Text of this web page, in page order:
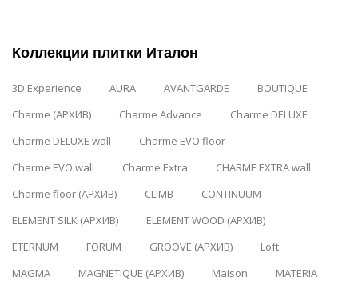
Коллекции плитки Италон
3D Experience AURA AVANTGARDE
BOUTIQUE
Charme (АРХИВ)
Charme Advance
Charme DELUXE
Charme DELUXE wall
Charme EVO floor
Charme EVO wall
Charme Extra
CHARME EXTRA wall
Charme floor (АРХИВ)
CLIMB
CONTINUUM
ELEMENT SILK (АРХИВ)
ELEMENT WOOD (АРХИВ)
ETERNUM
FORUM GROOVE (АРХИВ)
Loft
MAGMA
MAGNETIQUE (АРХИВ) Maison
MATERIA